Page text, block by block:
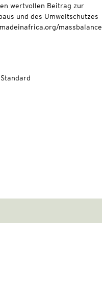
wertvollen Beitrag zur
und des Umweltschutzes
massbalance